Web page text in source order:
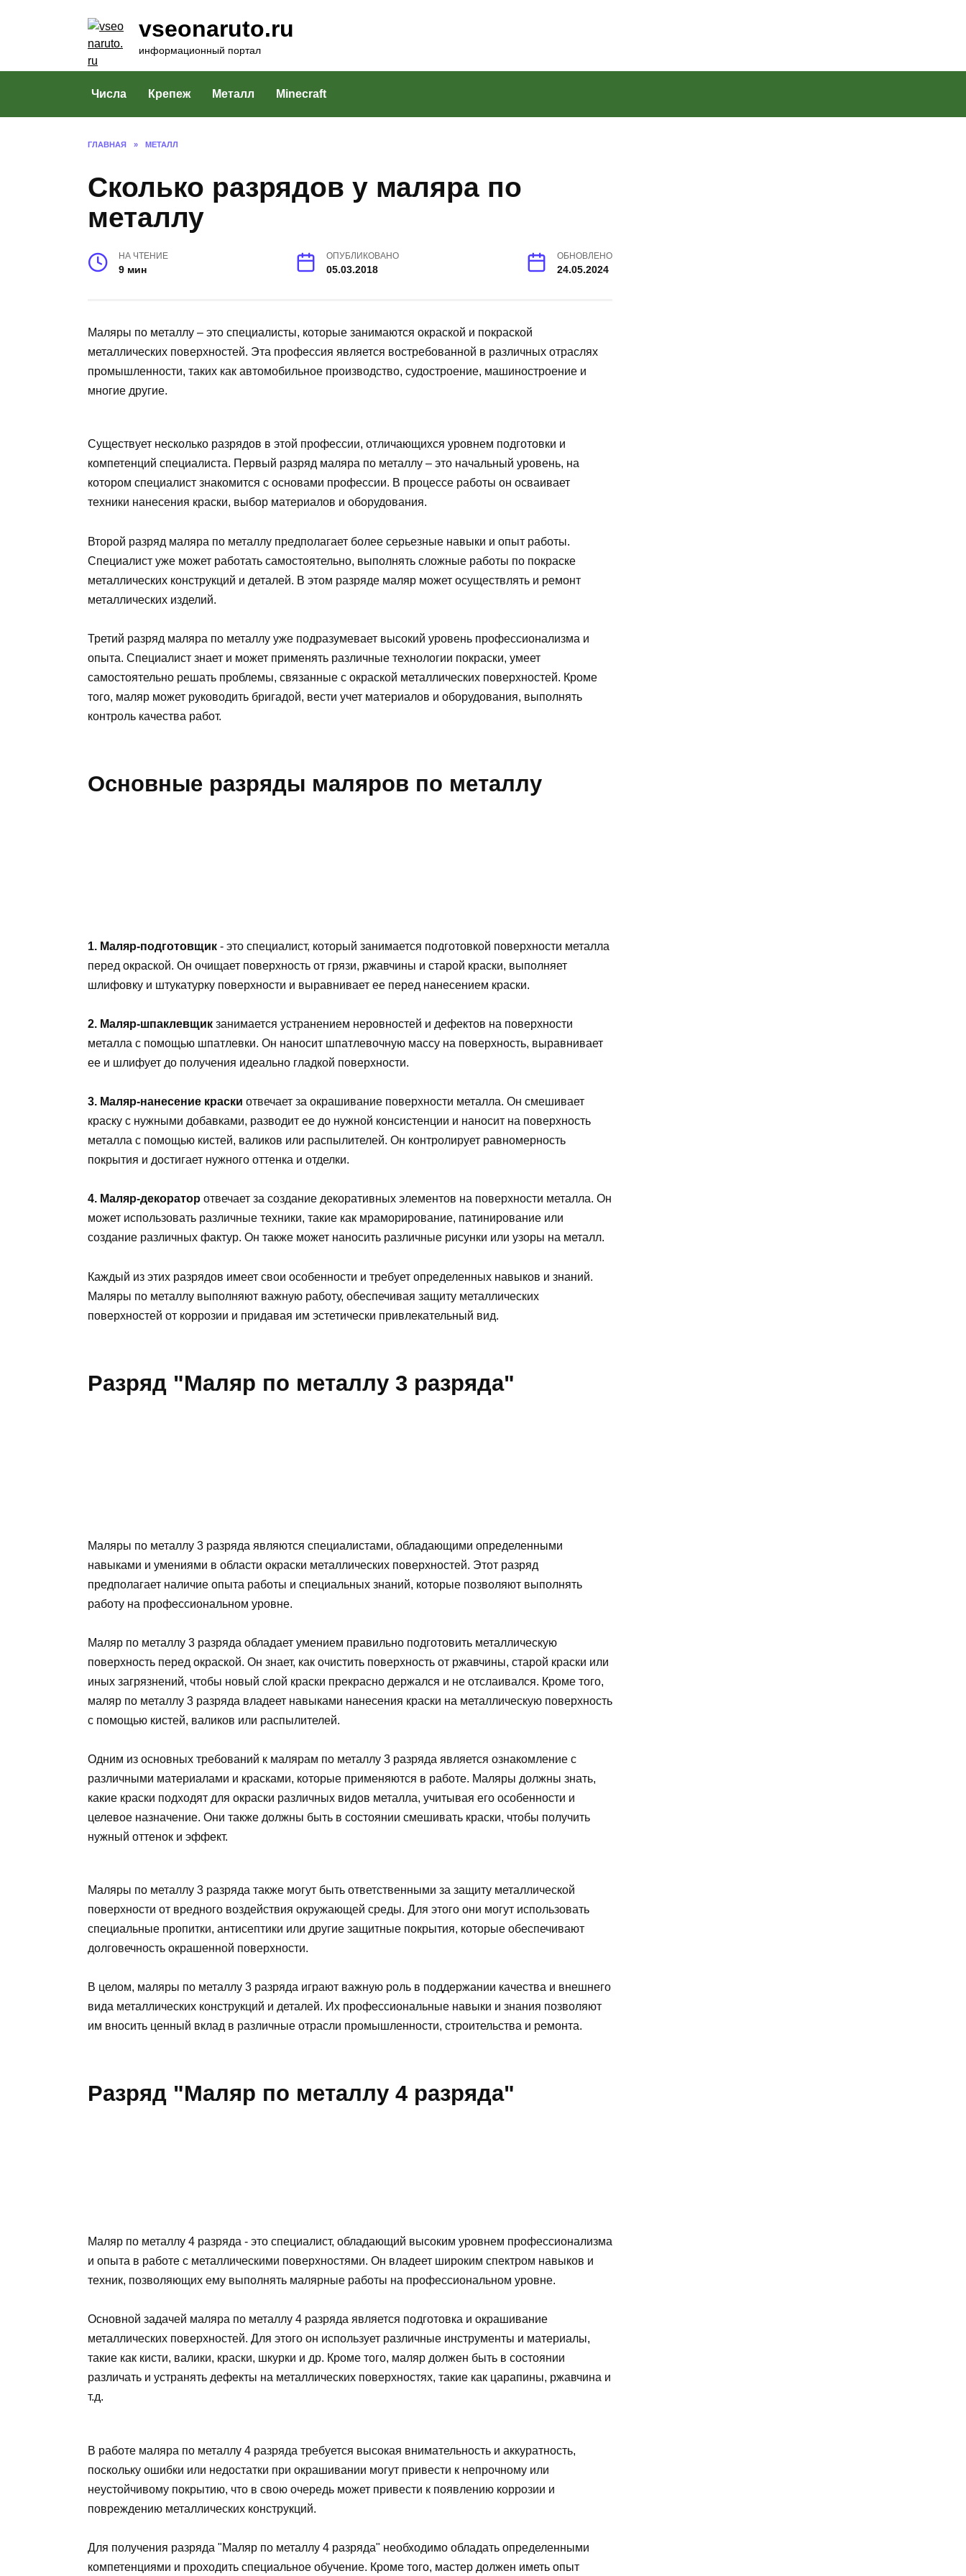
vseonaruto.ru
информационный портал
Числа Крепеж Металл Minecraft
ГЛАВНАЯ » МЕТАЛЛ
Сколько разрядов у маляра по
металлу
НА ЧТЕНИЕ
9 мин
ОПУБЛИКОВАНО
05.03.2018
ОБНОВЛЕНО
24.05.2024
Маляры по металлу – это специалисты, которые занимаются окраской и покраской
металлических поверхностей. Эта профессия является востребованной в различных отраслях
промышленности, таких как автомобильное производство, судостроение, машиностроение и
многие другие.
Существует несколько разрядов в этой профессии, отличающихся уровнем подготовки и
компетенций специалиста. Первый разряд маляра по металлу – это начальный уровень, на
котором специалист знакомится с основами профессии. В процессе работы он осваивает
техники нанесения краски, выбор материалов и оборудования.
Второй разряд маляра по металлу предполагает более серьезные навыки и опыт работы.
Специалист уже может работать самостоятельно, выполнять сложные работы по покраске
металлических конструкций и деталей. В этом разряде маляр может осуществлять и ремонт
металлических изделий.
Третий разряд маляра по металлу уже подразумевает высокий уровень профессионализма и
опыта. Специалист знает и может применять различные технологии покраски, умеет
самостоятельно решать проблемы, связанные с окраской металлических поверхностей. Кроме
того, маляр может руководить бригадой, вести учет материалов и оборудования, выполнять
контроль качества работ.
Основные разряды маляров по металлу
1. Маляр-подготовщик - это специалист, который занимается подготовкой поверхности металла
перед окраской. Он очищает поверхность от грязи, ржавчины и старой краски, выполняет
шлифовку и штукатурку поверхности и выравнивает ее перед нанесением краски.
2. Маляр-шпаклевщик занимается устранением неровностей и дефектов на поверхности
металла с помощью шпатлевки. Он наносит шпатлевочную массу на поверхность, выравнивает
ее и шлифует до получения идеально гладкой поверхности.
3. Маляр-нанесение краски отвечает за окрашивание поверхности металла. Он смешивает
краску с нужными добавками, разводит ее до нужной консистенции и наносит на поверхность
металла с помощью кистей, валиков или распылителей. Он контролирует равномерность
покрытия и достигает нужного оттенка и отделки.
4. Маляр-декоратор отвечает за создание декоративных элементов на поверхности металла. Он
может использовать различные техники, такие как мраморирование, патинирование или
создание различных фактур. Он также может наносить различные рисунки или узоры на металл.
Каждый из этих разрядов имеет свои особенности и требует определенных навыков и знаний.
Маляры по металлу выполняют важную работу, обеспечивая защиту металлических
поверхностей от коррозии и придавая им эстетически привлекательный вид.
Разряд "Маляр по металлу 3 разряда"
Маляры по металлу 3 разряда являются специалистами, обладающими определенными
навыками и умениями в области окраски металлических поверхностей. Этот разряд
предполагает наличие опыта работы и специальных знаний, которые позволяют выполнять
работу на профессиональном уровне.
Маляр по металлу 3 разряда обладает умением правильно подготовить металлическую
поверхность перед окраской. Он знает, как очистить поверхность от ржавчины, старой краски или
иных загрязнений, чтобы новый слой краски прекрасно держался и не отслаивался. Кроме того,
маляр по металлу 3 разряда владеет навыками нанесения краски на металлическую поверхность
с помощью кистей, валиков или распылителей.
Одним из основных требований к малярам по металлу 3 разряда является ознакомление с
различными материалами и красками, которые применяются в работе. Маляры должны знать,
какие краски подходят для окраски различных видов металла, учитывая его особенности и
целевое назначение. Они также должны быть в состоянии смешивать краски, чтобы получить
нужный оттенок и эффект.
Маляры по металлу 3 разряда также могут быть ответственными за защиту металлической
поверхности от вредного воздействия окружающей среды. Для этого они могут использовать
специальные пропитки, антисептики или другие защитные покрытия, которые обеспечивают
долговечность окрашенной поверхности.
В целом, маляры по металлу 3 разряда играют важную роль в поддержании качества и внешнего
вида металлических конструкций и деталей. Их профессиональные навыки и знания позволяют
им вносить ценный вклад в различные отрасли промышленности, строительства и ремонта.
Разряд "Маляр по металлу 4 разряда"
Маляр по металлу 4 разряда - это специалист, обладающий высоким уровнем профессионализма
и опыта в работе с металлическими поверхностями. Он владеет широким спектром навыков и
техник, позволяющих ему выполнять малярные работы на профессиональном уровне.
Основной задачей маляра по металлу 4 разряда является подготовка и окрашивание
металлических поверхностей. Для этого он использует различные инструменты и материалы,
такие как кисти, валики, краски, шкурки и др. Кроме того, маляр должен быть в состоянии
различать и устранять дефекты на металлических поверхностях, такие как царапины, ржавчина и
т.д.
В работе маляра по металлу 4 разряда требуется высокая внимательность и аккуратность,
поскольку ошибки или недостатки при окрашивании могут привести к непрочному или
неустойчивому покрытию, что в свою очередь может привести к появлению коррозии и
повреждению металлических конструкций.
Для получения разряда "Маляр по металлу 4 разряда" необходимо обладать определенными
компетенциями и проходить специальное обучение. Кроме того, мастер должен иметь опыт